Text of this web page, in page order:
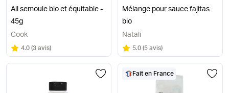
Ail semoule bio et équitable -
45g
Cook
Note
4.0 sur 5
(3 avis)
Mélange pour sauce fajitas
bio
Natali
Note
5.0 sur 5
(5 avis)
Fait en France